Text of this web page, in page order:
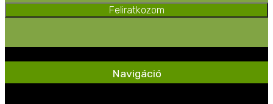
Feliratkozom
Navigáció